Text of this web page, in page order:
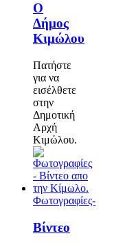
Ο
Δήμος
Κιμώλου
Πατήστε
για να
εισέλθετε
στην
Δημοτική
Αρχή
Κιμώλου.
Φωτογραφίες-
Βίντεο